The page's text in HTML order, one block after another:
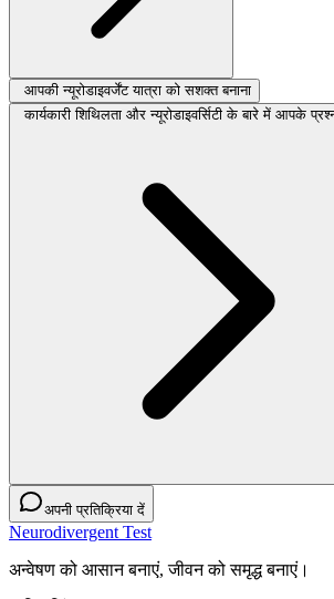
आपकी न्यूरोडाइवर्जेंट यात्रा को सशक्त बनाना
कार्यकारी शिथिलता और न्यूरोडाइवर्सिटी के बारे में आपके
अपनी प्रतिक्रिया दें
Neurodivergent Test
अन्वेषण को आसान बनाएं, जीवन को समृद्ध बनाएं।